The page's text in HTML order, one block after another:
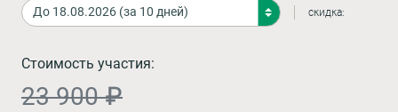
скидка:
Стоимость участия:
23 900 ₽